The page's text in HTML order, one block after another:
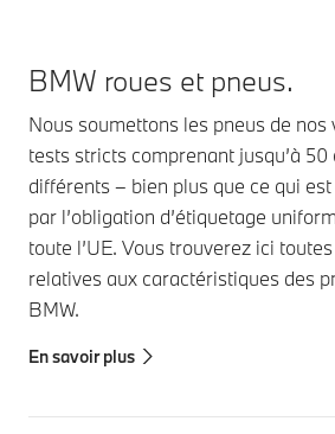
BMW roues et pneus.
Nous soumettons les pneus de nos
tests stricts comprenant jusqu’à
différents – bien plus que ce qui
par l’obligation d’étiquetage
toute l’UE. Vous trouverez ici
relatives aux caractéristiques des
BMW.
En savoir plus